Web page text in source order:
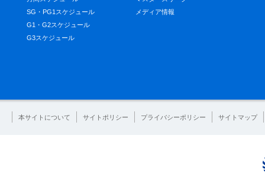
SG・PG1スケジュール
G1・G2スケジュール
G3スケジュール
メディア情報
本サイトについて サイトポリシー プライバシーポリシー サイトマップ